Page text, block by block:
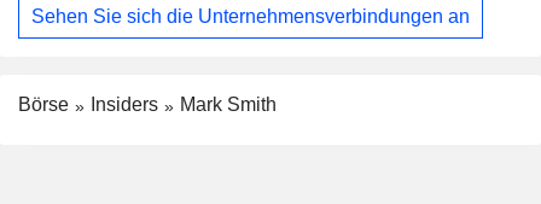
Sehen Sie sich die Unternehmensverbindungen an
Börse Insiders Mark Smith